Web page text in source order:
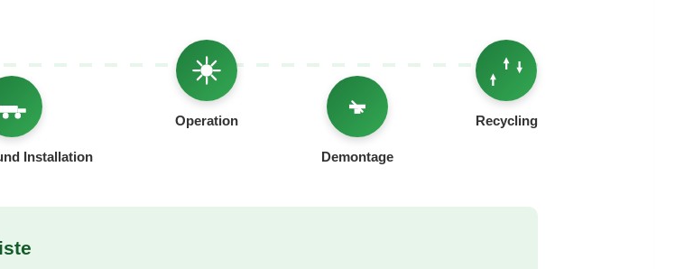
Installation
Operation
Demontage
Recycling